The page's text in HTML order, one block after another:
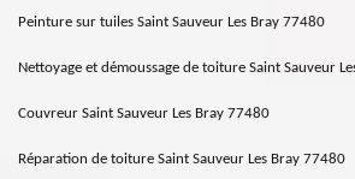
Peinture sur tuiles Saint Sauveur Les Bray 77480
Nettoyage et démoussage de toiture Saint Sauveur
Couvreur Saint Sauveur Les Bray 77480
Réparation de toiture Saint Sauveur Les Bray 77480